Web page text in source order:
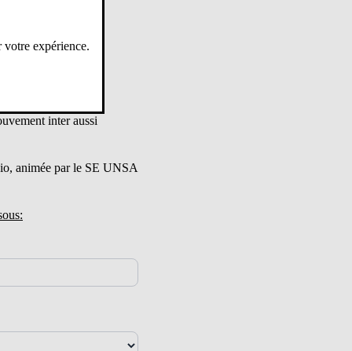
inter aussi
animée par le SE UNSA
votre expérience.